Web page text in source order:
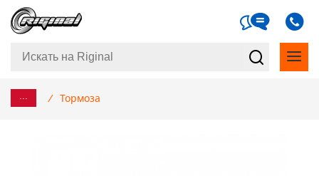
... / Тормоза